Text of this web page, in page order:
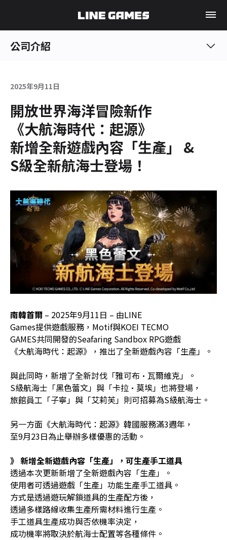
公司介紹
2025年9月11日
開放世界海洋冒險新作
《大航海時代：起源》
新增全新遊戲內容「生產」 &
S級全新航海士登場！
南韓首爾 – 2025年9月11日 – 由LINE
Games提供遊戲服務，Motif與KOEI TECMO
GAMES共同開發的Seafaring Sandbox RPG遊戲
《大航海時代：起源》，推出了全新遊戲內容「生產」。
與此同時，新增了全新討伐「雅可布·瓦爾維克」。
S級航海士「黑色蕾文」與「卡拉·莫埃」也將登場，
旅館員工「子寧」與「艾莉芙」則可招募為S級航海士。
另一方面《大航海時代：起源》韓國服務滿3週年，
至9月23日為止舉辦多樣優惠的活動。
》 新增全新遊戲內容「生產」，可生產手工道具
透過本次更新新增了全新遊戲內容「生產」。
使用者可透過遊戲「生產」功能生產手工道具。
方式是透過遊玩解鎖道具的生產配方後，
透過多樣路線收集生產所需材料進行生產。
手工道具生產成功與否依機率決定，
成功機率將取決於航海士配置等各種條件。